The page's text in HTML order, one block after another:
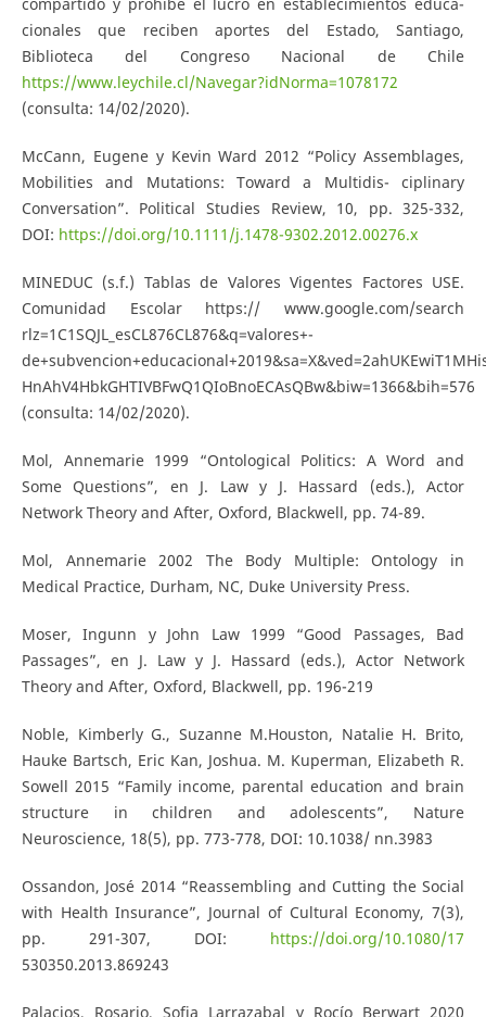
cionales que reciben aportes del Estado, Santiago,
Biblioteca del Congreso Nacional de Chile
https://www.leychile.cl/Navegar?idNorma=1078172
(consulta: 14/02/2020).
McCann, Eugene y Kevin Ward 2012 “Policy Assemblages,
Mobilities and Mutations: Toward a Multidis- ciplinary
Conversation”. Political Studies Review, 10, pp. 325-332,
DOI: https://doi.org/10.1111/j.1478-9302.2012.00276.x
MINEDUC (s.f.) Tablas de Valores Vigentes Factores USE.
Comunidad Escolar https:// www.google.com/search
rlz=1C1SQJL_esCL876CL876&q=valores+-
HnAhV4HbkGHTIVBFwQ1QIoBnoECAsQBw&biw=1366&bih=576
(consulta: 14/02/2020).
Mol, Annemarie 1999 “Ontological Politics: A Word and
Some Questions”, en J. Law y J. Hassard (eds.), Actor
Network Theory and After, Oxford, Blackwell, pp. 74-89.
Mol, Annemarie 2002 The Body Multiple: Ontology in
Medical Practice, Durham, NC, Duke University Press.
Moser, Ingunn y John Law 1999 “Good Passages, Bad
Passages”, en J. Law y J. Hassard (eds.), Actor Network
Theory and After, Oxford, Blackwell, pp. 196-219
Noble, Kimberly G., Suzanne M.Houston, Natalie H. Brito,
Hauke Bartsch, Eric Kan, Joshua. M. Kuperman, Elizabeth R.
Sowell 2015 “Family income, parental education and brain
structure in children and adolescents”, Nature
Neuroscience, 18(5), pp. 773-778, DOI: 10.1038/ nn.3983
Ossandon, José 2014 “Reassembling and Cutting the Social
with Health Insurance”, Journal of Cultural Economy, 7(3),
pp. 291-307, DOI: https://doi.org/10.1080/17
530350.2013.869243
Palacios, Rosario, Sofia Larrazabal y Rocío Berwart 2020